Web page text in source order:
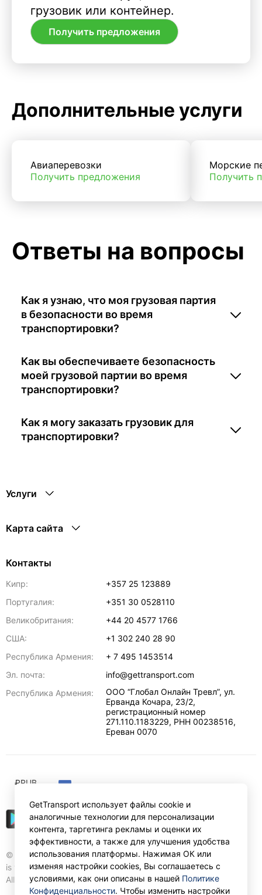
грузовик или контейнер.
Получить предложения
Дополнительные услуги
Авиаперевозки
Получить предложения
Морские
Получить
Ответы на вопросы
Как я узнаю, что моя грузовая партия
в безопасности во время
транспортировки?
Как вы обеспечиваете безопасность
моей грузовой партии во время
транспортировки?
Как я могу заказать грузовик для
транспортировки?
Услуги
Карта сайта
Контакты
Кипр:
+357 25 123889
Португалия:
+351 30 0528110
Великобритания:
+44 20 4577 1766
США:
+1 302 240 28 90
Республика Армения:
+ 7 495 1453514
Эл. почта:
info@gettransport.com
Республика Армения:
ООО “Глобал Онлайн Тревл”, ул.
Ерванда Кочара, 23/2,
регистрационный номер
271.110.1183229, РНН 00238516,
Ереван 0070
© Gettransport International Limited. GetTransport®
is trademark of Gettransport International Limited.
All rights reserved.
₽RUB
GetTransport использует файлы cookie и
аналогичные технологии для персонализации
контента, таргетинга рекламы и оценки их
эффективности, а также для улучшения удобства
использования платформы. Нажимая ОК или
изменяя настройки cookies, Вы соглашаетесь с
условиями, как они описаны в нашей Политике
Конфиденциальности. Чтобы изменить настройки